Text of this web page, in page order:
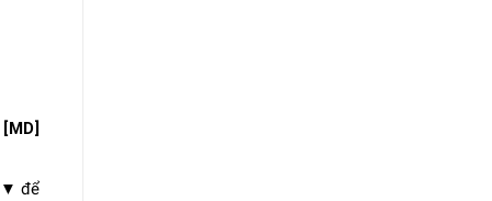
[MD]
▼ để